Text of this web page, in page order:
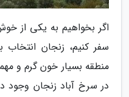
اگر بخواهیم به یکی از
سفر کنیم، زنجان
در سرخ آباد زنجان وجود